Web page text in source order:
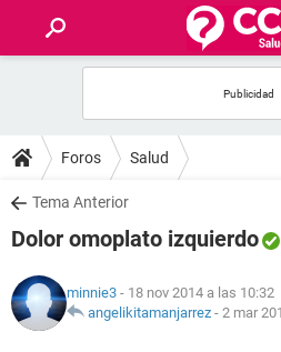
FOROS
SALUD
NUTRICIÓN
Foros Salud
Tema Anterior
Dolor omoplato izquierdo
minnie3 - 18 nov 2014 a las 10:32
angelikitamanjarrez - 2 mar